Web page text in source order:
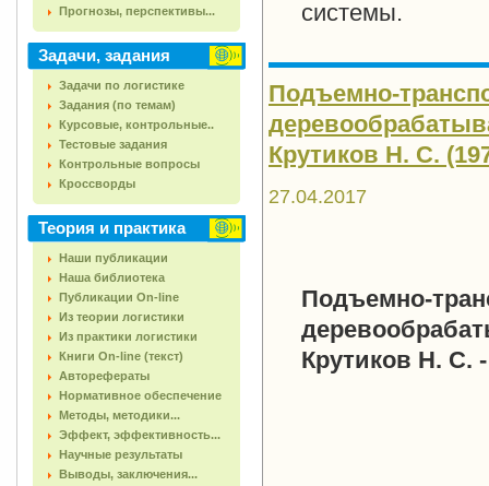
Прогнозы, перспективы...
Задачи, задания
Задачи по логистике
Задания (по темам)
Курсовые, контрольные..
Тестовые задания
Контрольные вопросы
Кроссворды
Теория и практика
Наши публикации
Наша библиотека
Публикации On-line
Из теории логистики
Из практики логистики
Книги On-line (текст)
Авторефераты
Нормативное обеспечение
Методы, методики...
Эффект, эффективность...
Научные результаты
Выводы, заключения...
системы.
Подъемно-
Крутиков Н. С.
27.04.2017
Подъемно-
Крутиков Н. С.